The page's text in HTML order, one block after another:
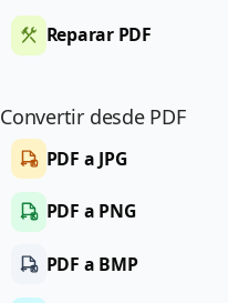
Reparar PDF
Convertir desde PDF
PDF a JPG
PDF a PNG
PDF a BMP